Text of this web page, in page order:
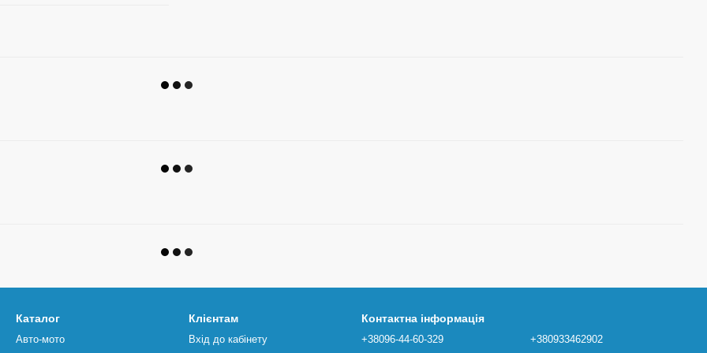
Каталог
Авто-мото
Клієнтам
Вхід до кабінету
Контактна інформація
+38096-44-60-329 +380933462902